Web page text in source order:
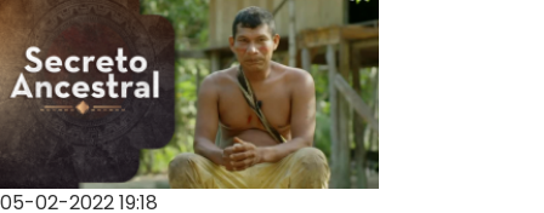
05-02-2022 19:18
Plan Perfecto
El Tiempo
Sabingo
Todos Los Programas